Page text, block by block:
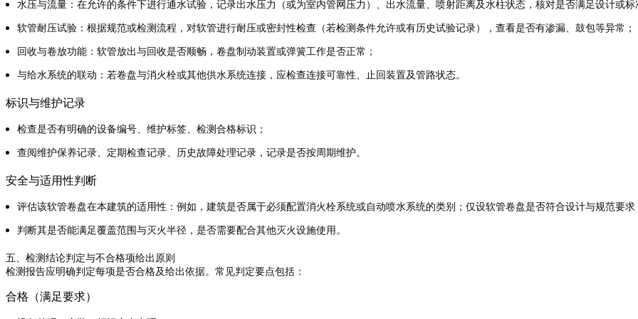
水压与流量：在允许的条件下进行通水试验，记录出水压力（或为室内管网压力）、出水流量、喷射距离及水柱状态，核对是否满足设计或标
软管耐压试验：根据规范或检测流程，对软管进行耐压或密封性检查（若检测条件允许或有历史试验记录），查看是否有渗漏、鼓包等异常；
回收与卷放功能：软管放出与回收是否顺畅，卷盘制动装置或弹簧工作是否正常；
与给水系统的联动：若卷盘与消火栓或其他供水系统连接，应检查连接可靠性、止回装置及管路状态。
标识与维护记录
检查是否有明确的设备编号、维护标签、检测合格标识；
查阅维护保养记录、定期检查记录、历史故障处理记录，记录是否按周期维护。
安全与适用性判断
评估该软管卷盘在本建筑的适用性：例如，建筑是否属于必须配置消火栓系统或自动喷水系统的类别；仅设软管卷盘是否符合设计与规范要求
判断其是否能满足覆盖范围与灭火半径，是否需要配合其他灭火设施使用。
五、检测结论判定与不合格项给出原则
检测报告应明确判定每项是否合格及给出依据。常见判定要点包括：
合格（满足要求）